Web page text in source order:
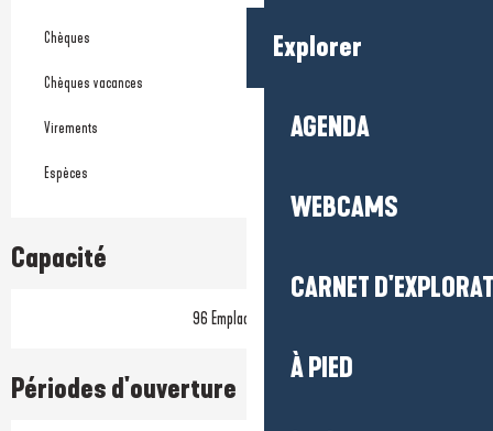
Explorer
AGENDA
WEBCAMS
CARNET
À PIED
Chèques
Chèques vacances
Virements
Espèces
Capacité
96 Emplacement(s)
Périodes d'ouverture